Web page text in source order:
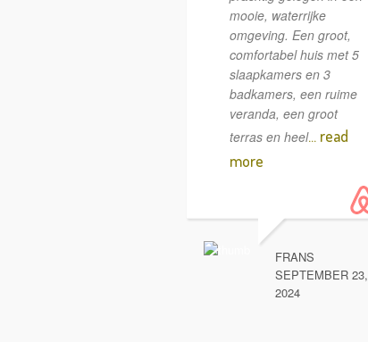
mooie, waterrijke
omgeving. Een groot,
comfortabel huis met 5
slaapkamers en 3
badkamers, een ruime
veranda, een groot
terras en heel... read
more
FRANS
SEPTEMBER 23,
2024